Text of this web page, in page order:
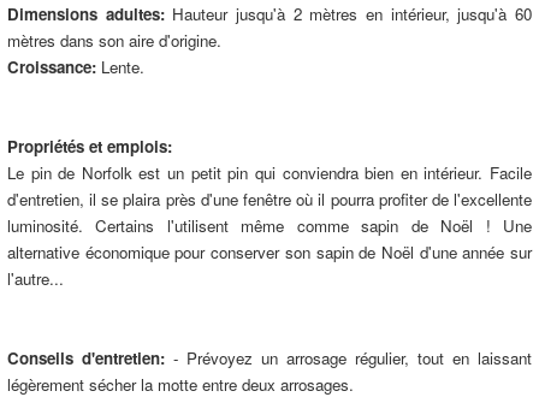
Dimensions adultes:Hauteur jusqu'à 2 mètres en intérieur, jusqu'à 60
mètres dans son aire d'origine.
Croissance: Lente.
Propriétés et emplois:
Le pin de Norfolk est un petit pin qui conviendra bien en intérieur. Facile
d'entretien, il se plaira près d'une fenêtre où il pourra profiter de l'excellente
luminosité. Certains l'utilisent même comme sapin de Noël ! Une
alternative économique pour conserver son sapin de Noël d'une année sur
l'autre...
Conseils d'entretien: - Prévoyez un arrosage régulier, tout en laissant
légèrement sécher la motte entre deux arrosages.